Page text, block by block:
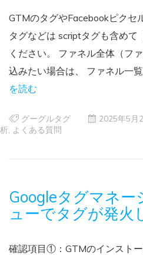
GTMのタグやFacebookピクセ
タグなどは scriptタグも含めて
ください。 ファネル全体（フ
込みたい場合は、 ファネル一
を読む
グーグルタグ 2025年5月
析 よくある質問
Googleタグマネ
ューでタグが発火
確認項目①：GTMのインスト